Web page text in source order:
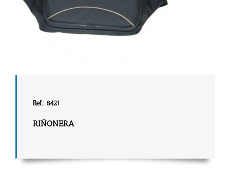
Ref.: 8421
RIÑONERA